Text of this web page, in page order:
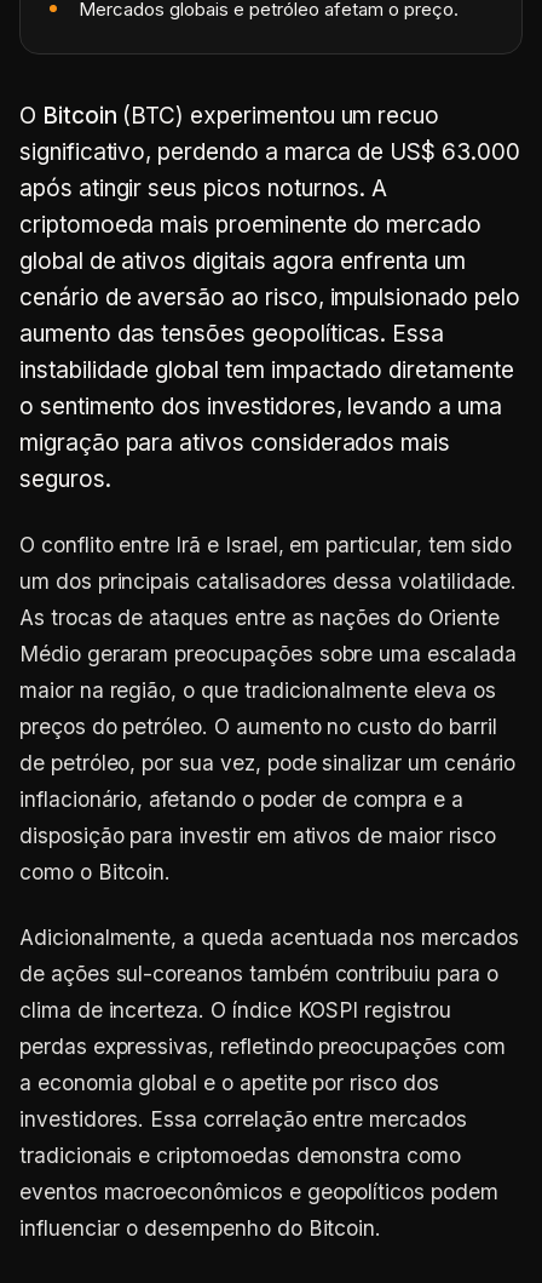
Mercados globais e petróleo afetam o preço.
O Bitcoin (BTC) experimentou um recuo
significativo, perdendo a marca de US$ 63.000
após atingir seus picos noturnos. A
criptomoeda mais proeminente do mercado
global de ativos digitais agora enfrenta um
cenário de aversão ao risco, impulsionado pelo
aumento das tensões geopolíticas. Essa
instabilidade global tem impactado diretamente
o sentimento dos investidores, levando a uma
migração para ativos considerados mais
seguros.
O conflito entre Irã e Israel, em particular, tem sido
um dos principais catalisadores dessa volatilidade.
As trocas de ataques entre as nações do Oriente
Médio geraram preocupações sobre uma escalada
maior na região, o que tradicionalmente eleva os
preços do petróleo. O aumento no custo do barril
de petróleo, por sua vez, pode sinalizar um cenário
inflacionário, afetando o poder de compra e a
disposição para investir em ativos de maior risco
como o Bitcoin.
Adicionalmente, a queda acentuada nos mercados
de ações sul-coreanos também contribuiu para o
clima de incerteza. O índice KOSPI registrou
perdas expressivas, refletindo preocupações com
a economia global e o apetite por risco dos
investidores. Essa correlação entre mercados
tradicionais e criptomoedas demonstra como
eventos macroeconômicos e geopolíticos podem
influenciar o desempenho do Bitcoin.